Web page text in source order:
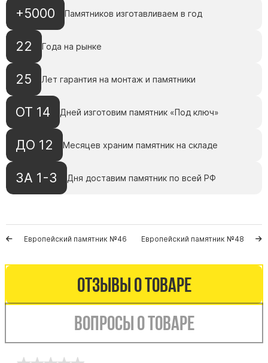
Памятники с воздушным креcтом
Памятники современные
Памятники черные
Памятники в форме волны
Хачкары
Памятники в форме скалы
Памятник Родителям
Мемориальные доски
+5000 Памятников изготавливаем в год
22 Года на рынке
25 Лет гарантия на монтаж и памятники
ОТ 14 Дней изготовим памятник «Под ключ»
ДО 12 Месяцев храним памятник на складе
ЗА 1-3 Дня доставим памятник по всей РФ
Европейский памятник №46 Европейский памятник №48
Отзывы о товаре
Вопросы о товаре